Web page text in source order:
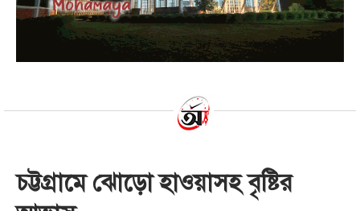
চট্টগ্রামে ঝোড়ো হাওয়াসহ বৃষ্টির